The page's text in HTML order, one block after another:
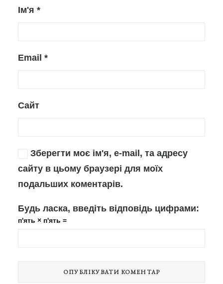
Ім'я *
Email *
Сайт
Зберегти моє ім'я, e-mail, та адресу
сайту в цьому браузері для моїх
подальших коментарів.
Будь ласка, введіть відповідь цифрами:
п'ять × п'ять =